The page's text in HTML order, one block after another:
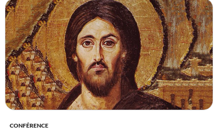
CONFÉRENCE